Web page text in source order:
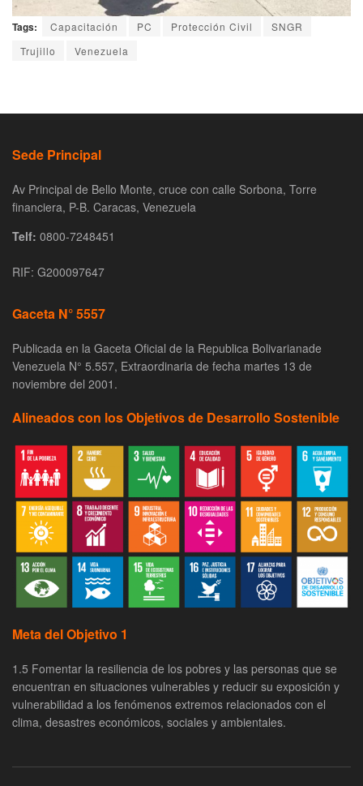
Tags: Capacitación PC Protección Civil
SNGR
Trujillo
Venezuela
Sede Principal
Av Principal de Bello Monte, cruce con calle Sorbona, Torre
financiera, P-B. Caracas, Venezuela
Telf: 0800-7248451
RIF: G200097647
Gaceta N° 5557
Publicada en la Gaceta Oficial de la Republica Bolivarianade
Venezuela N° 5.557, Extraordinaria de fecha martes 13 de
noviembre del 2001.
Alineados con los Objetivos de Desarrollo Sostenible
Meta del Objetivo 1
1.5 Fomentar la resiliencia de los pobres y las personas que se
encuentran en situaciones vulnerables y reducir su exposición y
vulnerabilidad a los fenómenos extremos relacionados con el
clima, desastres económicos, sociales y ambientales.